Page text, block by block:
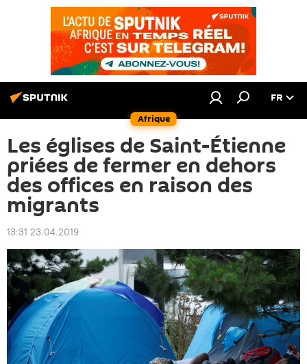
Afrique
FR
Les églises de Saint-Étienne
priées de fermer en dehors
des offices en raison des
migrants
13:31 23.04.2019